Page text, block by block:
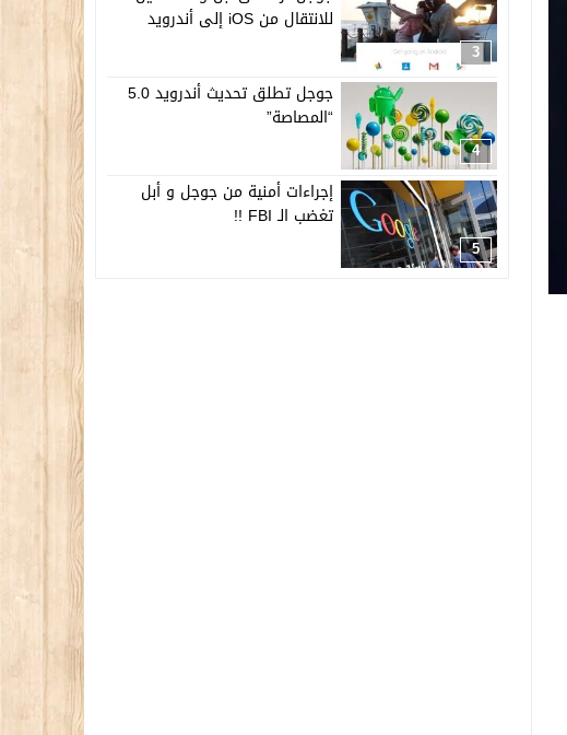
3
للانتقال من iOS إلى أندرويد
4
جوجل تطلق تحديث أندرويد 5.0
“المصاصة”
5
إجراءات أمنية من جوجل و أبل
تغضب الـ FBI !!